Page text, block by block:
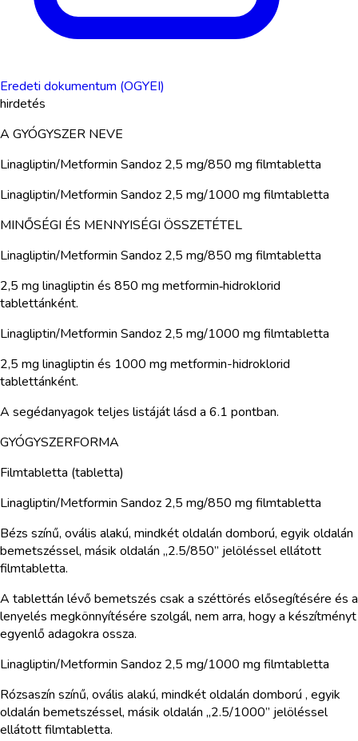
Eredeti dokumentum (OGYEI)
hirdetés
A GYÓGYSZER NEVE
Linagliptin/Metformin Sandoz 2,5 mg/850 mg filmtabletta
Linagliptin/Metformin Sandoz 2,5 mg/1000 mg filmtabletta
MINŐSÉGI ÉS MENNYISÉGI ÖSSZETÉTEL
Linagliptin/Metformin Sandoz 2,5 mg/850 mg filmtabletta
2,5 mg linagliptin és 850 mg metformin‑hidroklorid
tablettánként.
Linagliptin/Metformin Sandoz 2,5 mg/1000 mg filmtabletta
2,5 mg linagliptin és 1000 mg metformin-hidroklorid
tablettánként.
A segédanyagok teljes listáját lásd a 6.1 pontban.
GYÓGYSZERFORMA
Filmtabletta (tabletta)
Linagliptin/Metformin Sandoz 2,5 mg/850 mg filmtabletta
Bézs színű, ovális alakú, mindkét oldalán domború, egyik oldalán
bemetszéssel, másik oldalán „2.5/850” jelöléssel ellátott
filmtabletta.
A tablettán lévő bemetszés csak a széttörés elősegítésére és a
lenyelés megkönnyítésére szolgál, nem arra, hogy a készítményt
egyenlő adagokra ossza.
Linagliptin/Metformin Sandoz 2,5 mg/1000 mg filmtabletta
Rózsaszín színű, ovális alakú, mindkét oldalán domború , egyik
oldalán bemetszéssel, másik oldalán „2.5/1000” jelöléssel
ellátott filmtabletta.